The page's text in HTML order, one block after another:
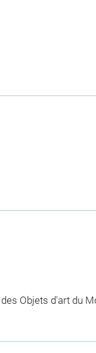
Objets d'art du